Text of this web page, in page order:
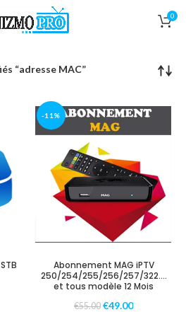
0
“adresse MAC”
-11%
Abonnement MAG iPTV
250/254/255/256/257/322….
et tous modèle 12 Mois
€55.00 €49.00